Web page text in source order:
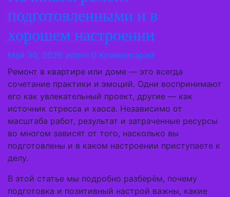
подготовленными и в
хорошем настроении
Май 30, 2026 admin 0 Комментарий
Ремонт в квартире или доме — это всегда
сочетание практики и эмоций. Одни воспринимают
его как увлекательный проект, другие — как
источник стресса и хаоса. Независимо от
масштаба работ, результат и затраченные ресурсы
во многом зависят от того, насколько вы
подготовлены и в каком настроении приступаете к
делу.
В этой статье мы подробно разберём, почему
подготовка и позитивный настрой важны, какие